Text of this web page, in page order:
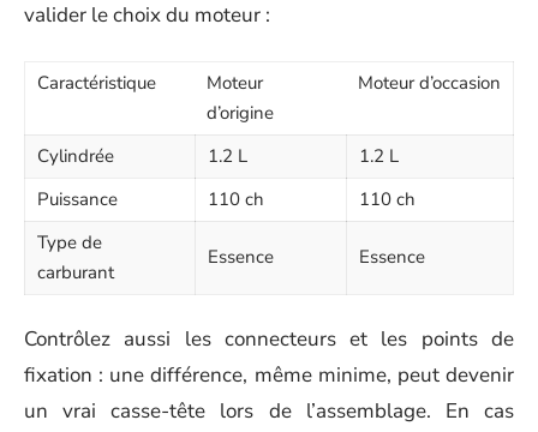
valider le choix du moteur :
Caractéristique
Moteur
d’origine
Moteur d’occasion
Cylindrée 1.2 L
1.2 L
Puissance
110 ch
110 ch
Type de
carburant
Essence Essence
Contrôlez aussi les connecteurs et les points de
fixation : une différence, même minime, peut devenir
un vrai casse-tête lors de l’assemblage. En cas